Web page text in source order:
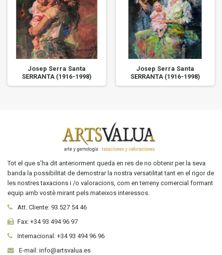
Josep Serra Santa
SERRANTA (1916-1998)
Josep Serra Santa
SERRANTA (1916-1998)
Tot el que s'ha dit anteriorment queda en res de no obtenir per la seva
banda la possibilitat de demostrar la nostra versatilitat tant en el rigor de
les nostres taxacions i /o valoracions, com en terreny comercial formant
equip amb vostè mirant pels mateixos interessos.
Att. Cliente: 93 527 54 46
Fax: +34 93 494 96 97
Internacional: +34 93 494 96 96
E-mail: info@artsvalua.es